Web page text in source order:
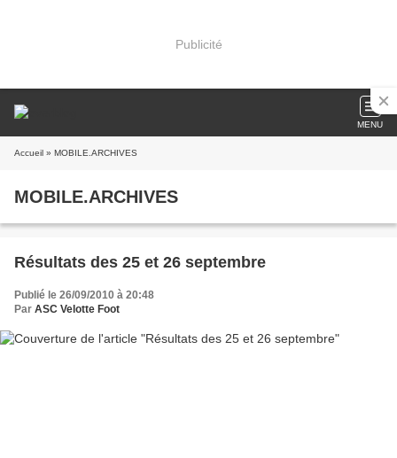
Publicité
MENU
Accueil » MOBILE.ARCHIVES
MOBILE.ARCHIVES
Résultats des 25 et 26 septembre
Publié le 26/09/2010 à 20:48
Par ASC Velotte Foot